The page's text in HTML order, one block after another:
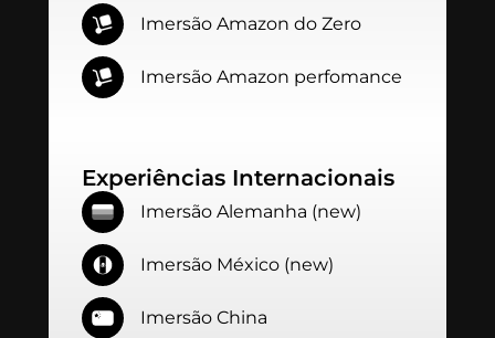
Imersão Amazon do Zero
Imersão Amazon perfomance
Experiências Internacionais
Imersão Alemanha (new)
Imersão México (new)
Imersão China